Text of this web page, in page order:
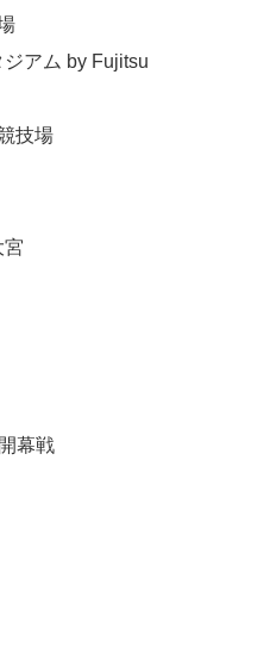
アム by Fujitsu
技場
宮
幕戦